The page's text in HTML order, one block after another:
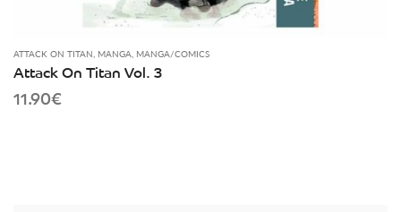
ATTACK ON TITAN, MANGA, MANGA/COMICS
Attack On Titan Vol. 3
11.90€